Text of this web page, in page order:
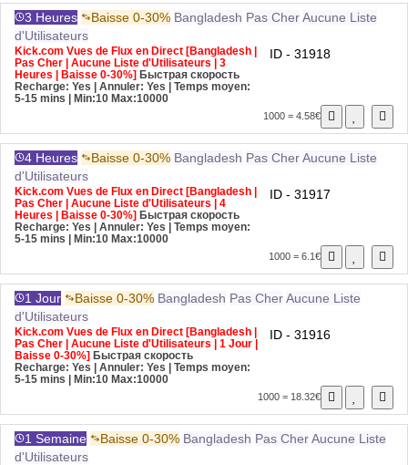
3 Heures Baisse 0-30% Bangladesh Pas CherAucune Liste
d'Utilisateurs
Kick.com Vues de Flux en Direct [Bangladesh |
Pas Cher | Aucune Liste d'Utilisateurs | 3
Heures | Baisse 0-30%] Быстрая скорость
Recharge: Yes | Annuler: Yes | Temps moyen:
5-15 mins
| Min:10 Max:10000
ID - 31918
1000 = 4.58€
4 Heures Baisse 0-30% Bangladesh Pas CherAucune Liste
d'Utilisateurs
Kick.com Vues de Flux en Direct [Bangladesh |
Pas Cher | Aucune Liste d'Utilisateurs | 4
Heures | Baisse 0-30%] Быстрая скорость
Recharge: Yes | Annuler: Yes | Temps moyen:
5-15 mins
| Min:10 Max:10000
ID - 31917
1000 = 6.1€
1 Jour Baisse 0-30% Bangladesh Pas CherAucune Liste
d'Utilisateurs
Kick.com Vues de Flux en Direct [Bangladesh |
Pas Cher | Aucune Liste d'Utilisateurs | 1 Jour |
Baisse 0-30%] Быстрая скорость
Recharge: Yes | Annuler: Yes | Temps moyen:
5-15 mins
| Min:10 Max:10000
ID - 31916
1000 = 18.32€
1 Semaine Baisse 0-30% Bangladesh Pas CherAucune Liste
d'Utilisateurs